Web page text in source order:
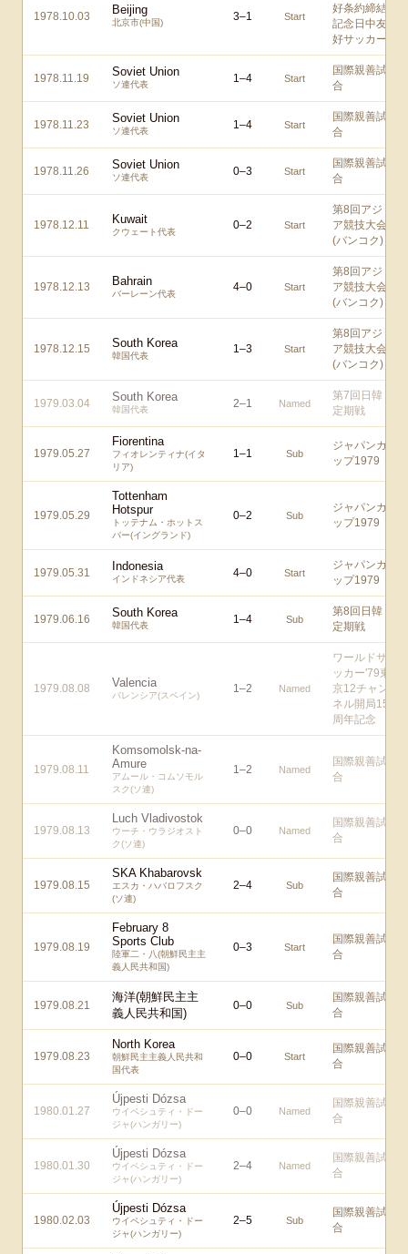
1978.10.03 Beijing
北京市(中国) 3–1 Start
好条約締結
記念日中友
好サッカー
1978.11.19 Soviet Union
ソ連代表 1–4 Start
国際親善試
合
1978.11.23 Soviet Union
ソ連代表 1–4 Start
国際親善試
合
1978.11.26 Soviet Union
ソ連代表 0–3 Start
国際親善試
合
1978.12.11 Kuwait
クウェート代表
0–2 Start
第8回アジ
ア競技大会
(バンコク)
1978.12.13 Bahrain
バーレーン代表
4–0 Start
第8回アジ
ア競技大会
(バンコク)
1978.12.15 South Korea
韓国代表
1–3 Start
第8回アジ
ア競技大会
(バンコク)
1979.03.04 South Korea
韓国代表 2–1 Named
第7回日韓
定期戦
1979.05.27
Fiorentina
フィオレンティナ(イタ
リア)
1–1 Sub
ジャパンカ
ップ1979
1979.05.29
Tottenham
Hotspur
トッテナム・ホットス
パー(イングランド)
0–2 Sub
ジャパンカ
ップ1979
1979.05.31 Indonesia
インドネシア代表 4–0 Start
ジャパンカ
ップ1979
1979.06.16 South Korea
韓国代表 1–4 Sub
第8回日韓
定期戦
1979.08.08 Valencia
バレンシア(スペイン)
1–2 Named
ワールドサ
ッカー'79東
京12チャン
ネル開局15
周年記念
1979.08.11
Komsomolsk-na-
Amure
アムール・コムソモル
スク(ソ連)
1–2 Named
国際親善試
合
1979.08.13
Luch Vladivostok
ウーチ・ウラジオスト
ク(ソ連)
0–0 Named
国際親善試
合
1979.08.15
SKA Khabarovsk
エスカ・ハバロフスク
(ソ連)
2–4 Sub
国際親善試
合
1979.08.19
February 8
Sports Club
陸軍二・八(朝鮮民主主
義人民共和国)
0–3 Start
国際親善試
合
1979.08.21
海洋(朝鮮民主主
義人民共和国)
0–0 Sub
国際親善試
合
1979.08.23
North Korea
朝鮮民主主義人民共和
国代表
0–0 Start
国際親善試
合
1980.01.27
Újpesti Dózsa
ウイペシュティ・ドー
ジャ(ハンガリー)
0–0 Named
国際親善試
合
1980.01.30
Újpesti Dózsa
ウイペシュティ・ドー
ジャ(ハンガリー)
2–4 Named
国際親善試
合
1980.02.03
Újpesti Dózsa
ウイペシュティ・ドー
ジャ(ハンガリー)
2–5 Sub
国際親善試
合